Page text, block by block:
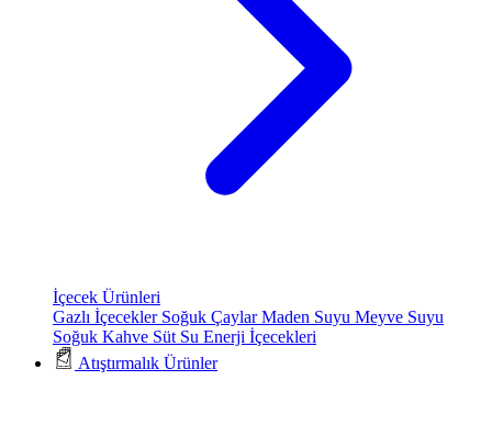
İçecek Ürünleri
Gazlı İçecekler Soğuk ÇaylarMaden Suyu Meyve Suyu
Soğuk Kahve Süt Su Enerji İçecekleri
Atıştırmalık Ürünler